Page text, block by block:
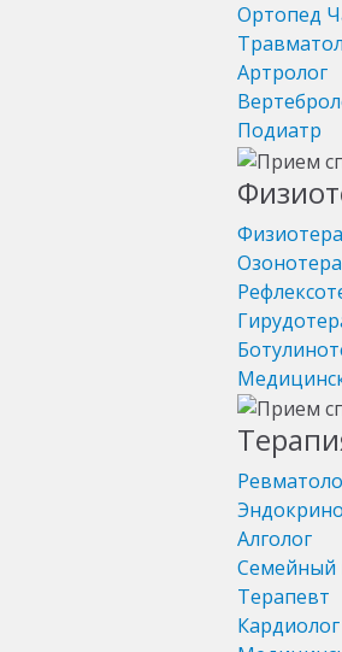
Ортопед
Артролог
Подиатр
Алголог
Семейный
Терапевт
Кардиолог